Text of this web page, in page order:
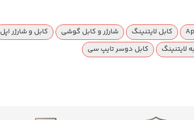
کابل لایتنینگ شارژر و کابل گوشی کابل و شارژر اپل
لایتنینگ کابل دوسر تایپ سی